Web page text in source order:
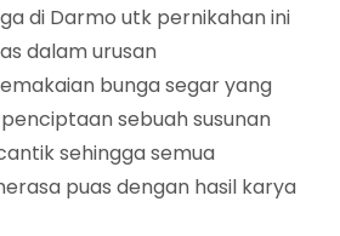
di Darmo utk pernikahan ini
dalam urusan
bunga segar yang
sebuah susunan
sehingga semua
puas dengan hasil karya